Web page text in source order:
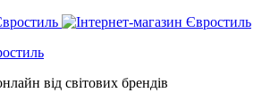
від світових брендів